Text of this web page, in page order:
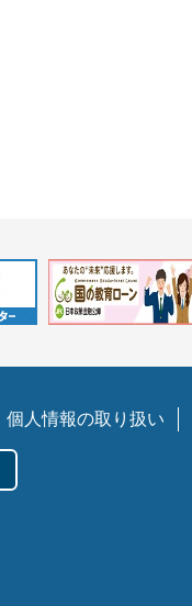
個人情報の取り扱い